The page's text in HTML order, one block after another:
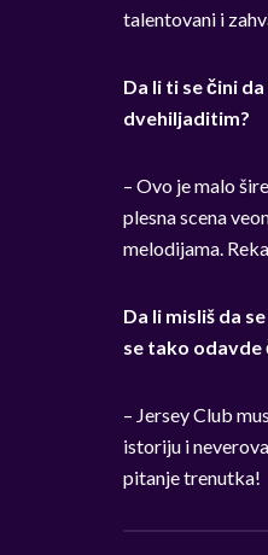
talentovani i
Da li ti se čini
dvehiljaditim?
– Ovo je malo
plesna scena
melodijama.
Da li misliš da
se tako odavde
– Jersey Club
istoriju i
pitanje trenutka!